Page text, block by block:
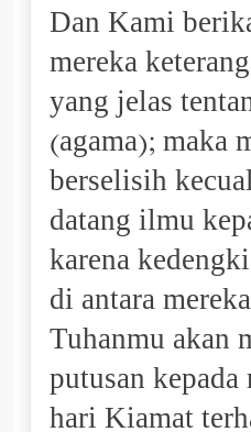
Dan Kami
mereka
yang jelas
(agama); maka
berselisih
datang ilmu
karena
di antara
Tuhanmu akan
putusan kepada